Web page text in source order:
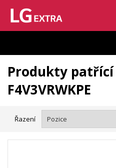
Vzhledem k aktuální situaci se může
zpozdit.
Produkty
F4V3VRWKPE
Řazení